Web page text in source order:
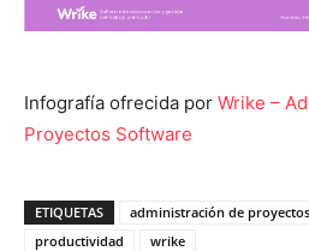
Infografía ofrecida por Wrike –
Proyectos Software
ETIQUETAS administración de
productividad
wrike